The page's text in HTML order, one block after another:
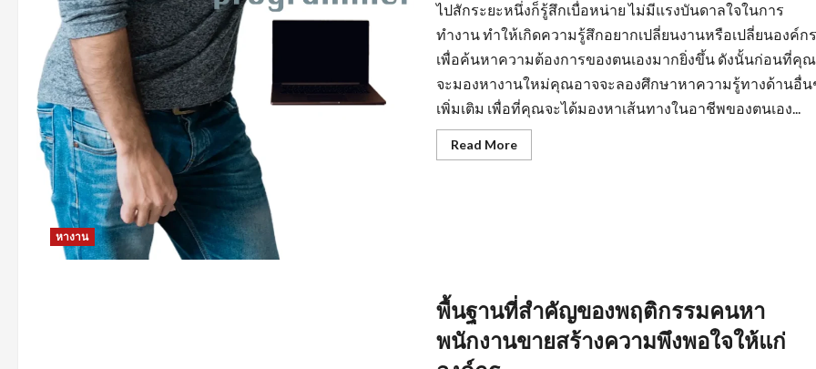
หางาน
ไปสักระยะหนึ่งก็รู้สึกเบื่อหน่าย ไม่มีแรงบันดาลใจในการ
ทำงาน ทำให้เกิดความรู้สึกอยากเปลี่ยนงานหรือเปลี่ยนองค์กร
เพื่อค้นหาความต้องการของตนเองมากยิ่งขึ้น ดังนั้นก่อนที่คุณ
จะมองหางานใหม่คุณอาจจะลองศึกษาหาความรู้ทางด้านอื่น
เพิ่มเติม เพื่อที่คุณจะได้มองหาเส้นทางในอาชีพของตนเอง...
Read MoreRead
more
ให้
เกิด
ประสิทธิภาพ
พื้นฐานที่สำคัญของพฤติกรรมคนหา
พนักงานขายสร้างความพึงพอใจให้แก่